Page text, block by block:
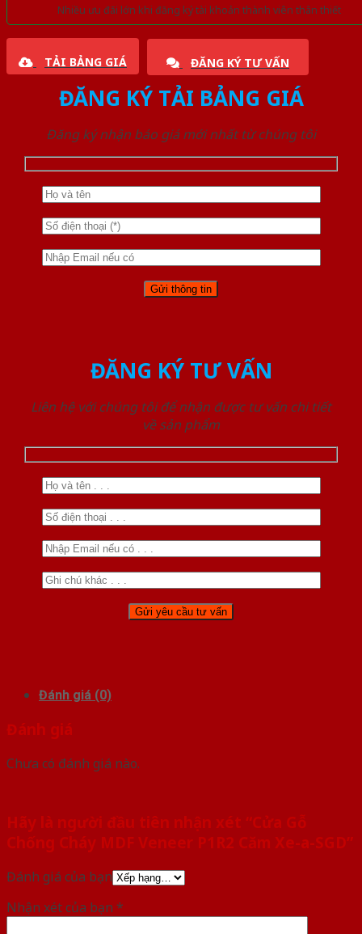
Nhiều ưu đãi lớn khi đăng ký tài khoản thành viên thân thiết
TẢI BẢNG GIÁ ĐĂNG KÝ TƯ VẤN
ĐĂNG KÝ TẢI BẢNG GIÁ
Đăng ký nhận báo giá mới nhất từ chúng tôi
ĐĂNG KÝ TƯ VẤN
Liên hệ với chúng tôi để nhận được tư vấn chi tiết
về sản phẩm
Đánh giá (0)
Đánh giá
Chưa có đánh giá nào.
Hãy là người đầu tiên nhận xét “Cửa Gỗ
Chống Cháy MDF Veneer P1R2 Căm Xe-a-SGD”
Đánh giá của bạn
Nhận xét của bạn *